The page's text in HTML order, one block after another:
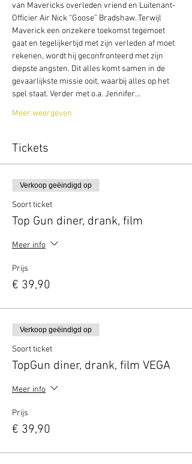
van Mavericks overleden vriend en Luitenant-
Officier Air Nick “Goose” Bradshaw. Terwijl
Maverick een onzekere toekomst tegemoet
gaat en tegelijkertijd met zijn verleden af moet
rekenen, wordt hij geconfronteerd met zijn
diepste angsten. Dit alles komt samen in de
gevaarlijkste missie ooit, waarbij alles op het
spel staat. Verder met o.a. Jennifer…
Meer weergeven
Tickets
Verkoop geëindigd op
Soort ticket
Top Gun diner, drank, film
Meer info
Prijs
€ 39,90
Verkoop geëindigd op
Soort ticket
TopGun diner, drank, film VEGA
Meer info
Prijs
€ 39,90